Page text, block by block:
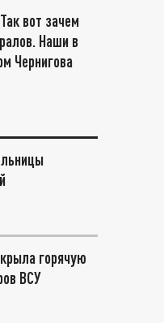
вот зачем
Наши в
Чернигова
горячую
ВСУ